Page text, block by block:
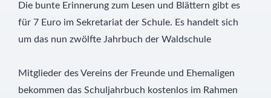
Die bunte Erinnerung zum Lesen und Blättern gibt es
für 7 Euro im Sekretariat der Schule. Es handelt sich
um das nun zwölfte Jahrbuch der Waldschule
Mitglieder des Vereins der Freunde und Ehemaligen
bekommen das Schuljahrbuch kostenlos im Rahmen